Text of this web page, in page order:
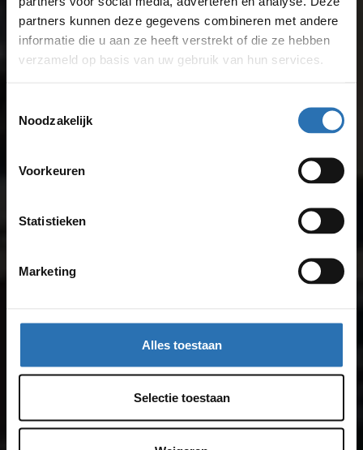
partners kunnen deze gegevens combineren met andere
informatie die u aan ze heeft verstrekt of die ze hebben
verzameld op basis van uw gebruik van hun services.
Noodzakelijk
Voorkeuren
Statistieken
Marketing
Alles toestaan
Selectie toestaan